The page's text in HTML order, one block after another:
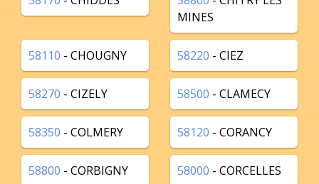
MINES
58110 - CHOUGNY 58220 - CIEZ
58270 - CIZELY 58500 - CLAMECY
58350 - COLMERY 58120 - CORANCY
58800 - CORBIGNY 58000 - CORCELLES